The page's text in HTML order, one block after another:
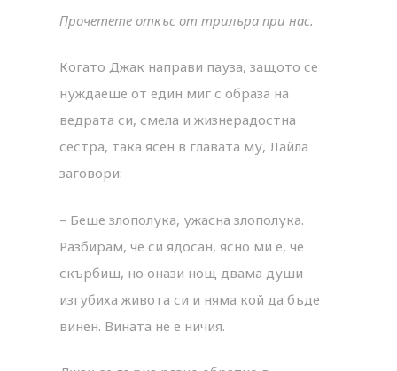
Прочетете откъс от трилъра при нас.
Когато Джак направи пауза, защото се
нуждаеше от един миг с образа на
ведрата си, смела и жизнерадостна
сестра, така ясен в главата му, Лайла
заговори:
– Беше злополука, ужасна злополука.
Разбирам, че си ядосан, ясно ми е, че
скърбиш, но онази нощ двама души
изгубиха живота си и няма кой да бъде
винен. Вината не е ничия.